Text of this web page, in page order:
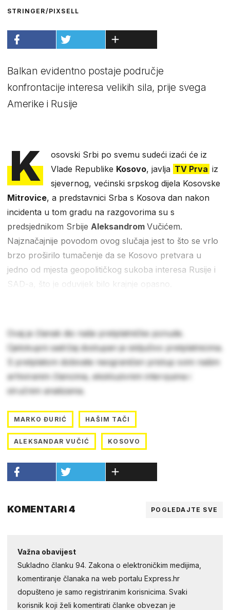
STRINGER/PIXSELL
Balkan evidentno postaje područje
konfrontacije interesa velikih sila, prije svega
Amerike i Rusije
K
osovski Srbi po svemu sudeći izaći će iz
Vlade Republike Kosovo, javlja TV Prva iz
sjevernog, većinski srpskog dijela Kosovske
Mitrovice, a predstavnici Srba s Kosova dan nakon
incidenta u tom gradu na razgovorima su s
predsjednikom Srbije Aleksandrom Vučićem.
Najznačajnije povodom ovog slučaja jest to što se vrlo
brzo proširilo tumačenje da se Kosovo pretvara u
jedno od mjesta geopolitičkog sukoba interesa Rusije i
SAD-a, što je oduvijek bilo krajnje opasno.
Ovaj je članak dio naše pretplatničke ponude.
Cjelokupni sadržaj dostupan je isključivo pretplatnicima.
S pretplatom dobivate neograničen pristup svim našim
arhiviranim člancima, ekskluzivnim intervjuima i
stručnim analizama.
MARKO ĐURIĆ HAŠIM TAČI
ALEKSANDAR VUČIĆ KOSOVO
KOMENTARI 4 POGLEDAJTE SVE
Važna obavijest
Sukladno članku 94. Zakona o elektroničkim medijima,
komentiranje članaka na web portalu Express.hr
dopušteno je samo registriranim korisnicima. Svaki
korisnik koji želi komentirati članke obvezan je